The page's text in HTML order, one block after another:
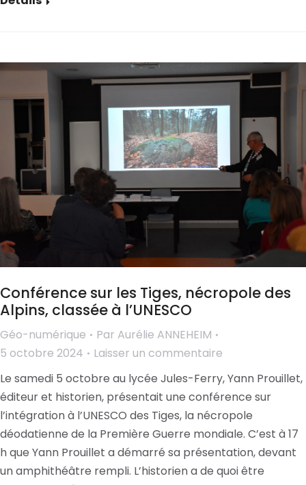
Conférence sur les Tiges, nécropole des
Alpins, classée à l’UNESCO
Géo-numérique Par Aurélie ANNEHEIM
5 octobre 2024
Laisser un commentaire
Le samedi 5 octobre au lycée Jules-Ferry, Yann Prouillet,
éditeur et historien, présentait une conférence sur
l’intégration à l’UNESCO des Tiges, la nécropole
déodatienne de la Première Guerre mondiale. C’est à 17
h que Yann Prouillet a démarré sa présentation, devant
un amphithéâtre rempli. L’historien a de quoi être